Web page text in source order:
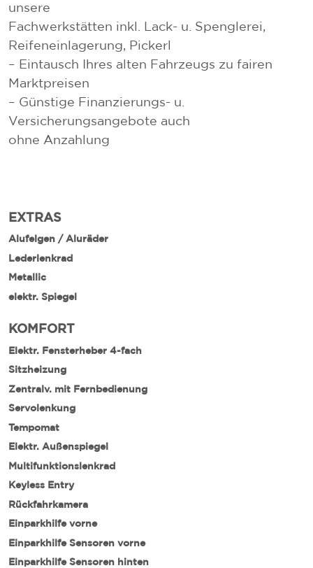
unsere
Fachwerkstätten inkl. Lack- u. Spenglerei,
Reifeneinlagerung, Pickerl
– Eintausch Ihres alten Fahrzeugs zu fairen
Marktpreisen
– Günstige Finanzierungs- u.
Versicherungsangebote auch
ohne Anzahlung
EXTRAS
Alufelgen / Aluräder
Lederlenkrad
Metallic
elektr. Spiegel
KOMFORT
Elektr. Fensterheber 4-fach
Sitzheizung
Zentralv. mit Fernbedienung
Servolenkung
Tempomat
Elektr. Außenspiegel
Multifunktionslenkrad
Keyless Entry
Rückfahrkamera
Einparkhilfe vorne
Einparkhilfe Sensoren vorne
Einparkhilfe Sensoren hinten